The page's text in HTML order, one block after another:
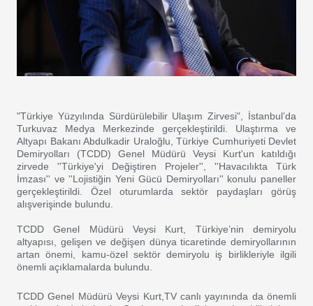
"Türkiye Yüzyılında Sürdürülebilir Ulaşım Zirvesi", İstanbul’da
Turkuvaz Medya Merkezinde gerçekleştirildi. Ulaştırma ve
Altyapı Bakanı Abdulkadir Uraloğlu, Türkiye Cumhuriyeti Devlet
Demiryolları (TCDD) Genel Müdürü Veysi Kurt'un katıldığı
zirvede ''Türkiye'yi Değiştiren Projeler'', ''Havacılıkta Türk
İmzası'' ve ''Lojistiğin Yeni Gücü Demiryolları'' konulu paneller
gerçekleştirildi. Özel oturumlarda sektör paydaşları görüş
alışverişinde bulundu.
TCDD Genel Müdürü Veysi Kurt, Türkiye’nin demiryolu
altyapısı, gelişen ve değişen dünya ticaretinde demiryollarının
artan önemi, kamu-özel sektör demiryolu iş birlikleriyle ilgili
önemli açıklamalarda bulundu.
TCDD Genel Müdürü Veysi Kurt,TV canlı yayınında da önemli